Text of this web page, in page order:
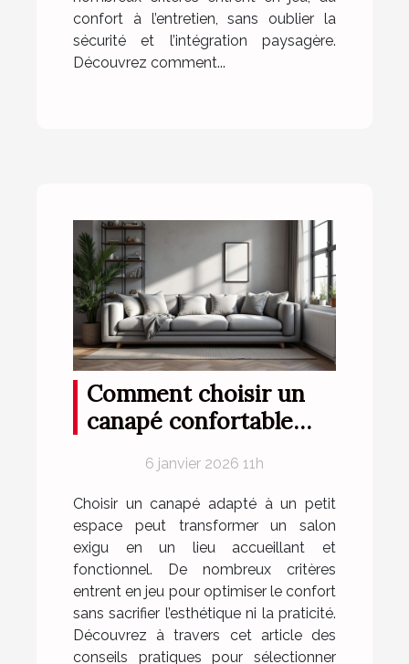
confort à l’entretien, sans oublier la
sécurité et l’intégration paysagère.
Découvrez comment...
Comment choisir un
canapé confortable
6 janvier 2026 11h
Choisir un canapé adapté à un petit
espace peut transformer un salon
exigu en un lieu accueillant et
fonctionnel. De nombreux critères
entrent en jeu pour optimiser le confort
sans sacrifier l’esthétique ni la praticité.
Découvrez à travers cet article des
conseils pratiques pour sélectionner